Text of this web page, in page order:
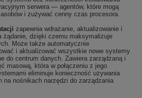
serwera — agentów, które mogą
i zużywać cenny czas procesora.
zapewnia wdrażanie, aktualizowanie i
żądanie, dzięki czemu maksymalizuje
Może także automatycznie
i aktualizować wszystkie nowe systemy
do centrum danych. Zawiera zarządzaną i
masową, która w połączeniu z jego
eliminuje konieczność używania
na nośnikach narzędzi do zarządzania